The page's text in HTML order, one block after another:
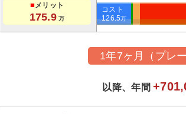
■メリット
175.9万
コスト
126.5万
1年7ヶ月（プレ
以降、年間